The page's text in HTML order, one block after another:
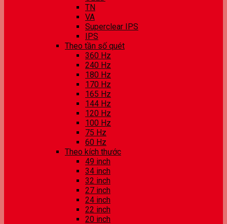
TN
VA
Superclear IPS
IPS
Theo tần số quét
360 Hz
240 Hz
180 Hz
170 Hz
165 Hz
144 Hz
120 Hz
100 Hz
75 Hz
60 Hz
Theo kích thước
49 inch
34 inch
32 inch
27 inch
24 inch
22 inch
20 inch